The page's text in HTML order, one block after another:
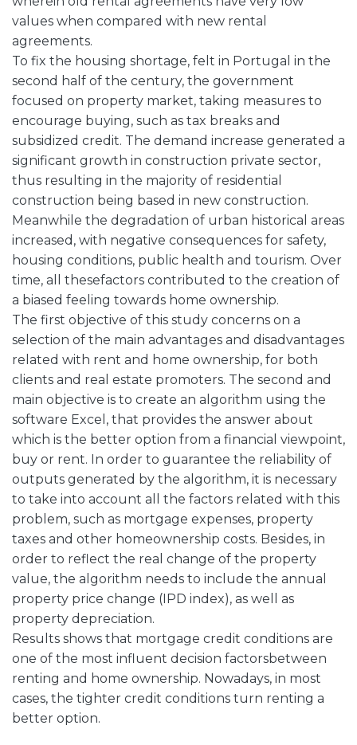
values when compared with new rental
agreements.
To fix the housing shortage, felt in Portugal in the
second half of the century, the government
focused on property market, taking measures to
encourage buying, such as tax breaks and
subsidized credit. The demand increase generated a
significant growth in construction private sector,
thus resulting in the majority of residential
construction being based in new construction.
Meanwhile the degradation of urban historical areas
increased, with negative consequences for safety,
housing conditions, public health and tourism. Over
time, all thesefactors contributed to the creation of
a biased feeling towards home ownership.
The first objective of this study concerns on a
selection of the main advantages and disadvantages
related with rent and home ownership, for both
clients and real estate promoters. The second and
main objective is to create an algorithm using the
software Excel, that provides the answer about
which is the better option from a financial viewpoint,
buy or rent. In order to guarantee the reliability of
outputs generated by the algorithm, it is necessary
to take into account all the factors related with this
problem, such as mortgage expenses, property
taxes and other homeownership costs. Besides, in
order to reflect the real change of the property
value, the algorithm needs to include the annual
property price change (IPD index), as well as
property depreciation.
Results shows that mortgage credit conditions are
one of the most influent decision factorsbetween
renting and home ownership. Nowadays, in most
cases, the tighter credit conditions turn renting a
better option.